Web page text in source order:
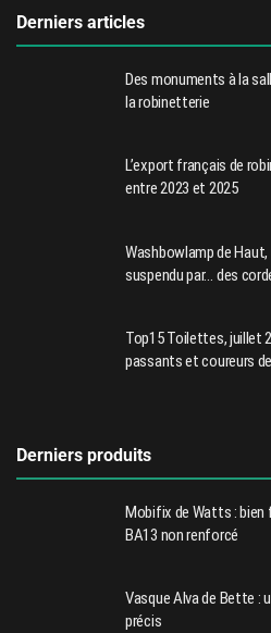
Derniers articles
Des monuments à la
la robinetterie
L’export français de
entre 2023 et 2025
Washbowlamp de
suspendu par… des
Top15 Toilettes, juillet
passants et coureurs
Derniers produits
Mobifix de Watts : bien
BA13 non renforcé
Vasque Alva de Bette :
précis